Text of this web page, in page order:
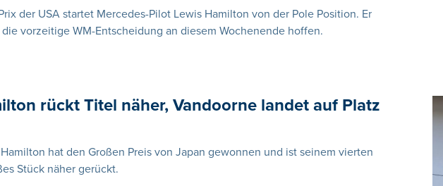
der USA startet Mercedes-Pilot Lewis Hamilton von der Pole Position. Er
vorzeitige WM-Entscheidung an diesem Wochenende hoffen.
rückt Titel näher, Vandoorne landet auf Platz
hat den Großen Preis von Japan gewonnen und ist seinem vierten
Stück näher gerückt.